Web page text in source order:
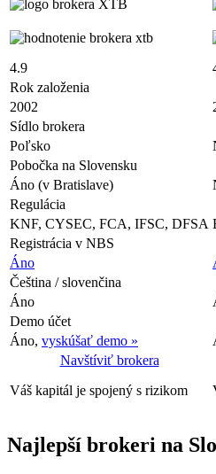
4.9
Rok založenia
2002
Sídlo brokera
Poľsko
Pobočka na Slovensku
Áno (v Bratislave)
Regulácia
KNF, CYSEC, FCA, IFSC, DFSA
Registrácia v NBS
Áno
Čeština / slovenčina
Áno
Demo účet
Áno, vyskúšať demo »
Navštíviť brokera
Váš kapitál je spojený s rizikom
Najlepší brokeri na